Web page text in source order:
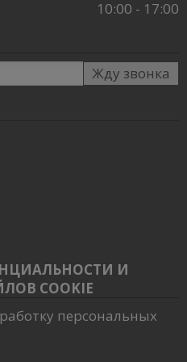
10:00 - 17:00
Жду звонка
И
COOKIE
персональных